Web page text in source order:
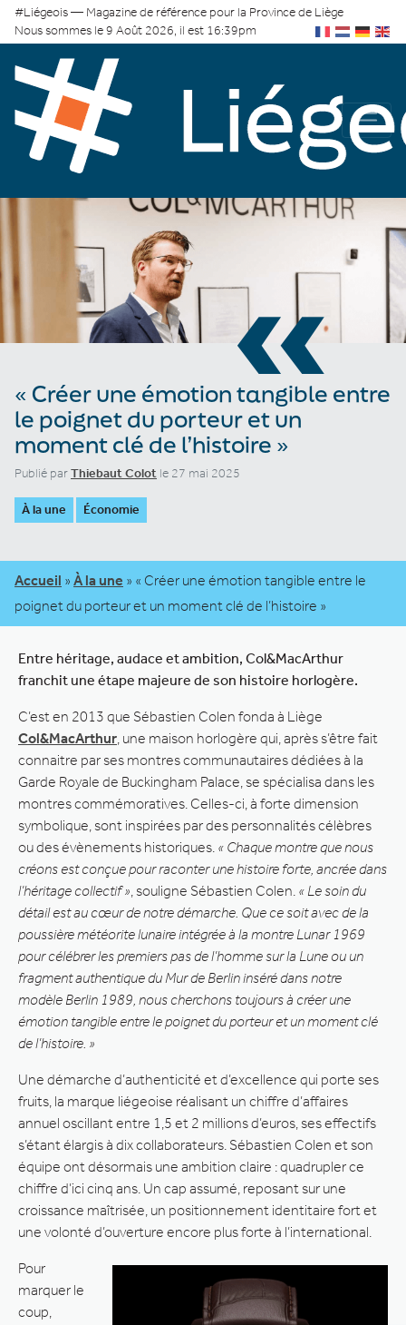
#Liégeois — Magazine de référence pour la Province de Liège
Nous sommes le 9 Août 2026, il est 16:39pm
«
« Créer une émotion tangible entre
le poignet du porteur et un
moment clé de l’histoire »
Publié parThiebaut Colot le 27 mai 2025
À la une Économie
Accueil » À la une » « Créer une émotion tangible entre le
poignet du porteur et un moment clé de l’histoire »
Entre héritage, audace et ambition, Col&MacArthur
franchit une étape majeure de son histoire horlogère.
C’est en 2013 que Sébastien Colen fonda à Liège
Col&MacArthur , une maison horlogère qui, après s’être fait
connaitre par ses montres communautaires dédiées à la
Garde Royale de Buckingham Palace, se spécialisa dans les
montres commémoratives. Celles-ci, à forte dimension
symbolique, sont inspirées par des personnalités célèbres
ou des évènements historiques. « Chaque montre que nous
créons est conçue pour raconter une histoire forte, ancrée dans
l’héritage collectif » , souligne Sébastien Colen. « Le soin du
détail est au cœur de notre démarche. Que ce soit avec de la
poussière météorite lunaire intégrée à la montre Lunar 1969
pour célébrer les premiers pas de l’homme sur la Lune ou un
fragment authentique du Mur de Berlin inséré dans notre
modèle Berlin 1989, nous cherchons toujours à créer une
émotion tangible entre le poignet du porteur et un moment clé
de l’histoire. »
Une démarche d’authenticité et d’excellence qui porte ses
fruits, la marque liégeoise réalisant un chiffre d’affaires
annuel oscillant entre 1,5 et 2 millions d’euros, ses effectifs
s’étant élargis à dix collaborateurs. Sébastien Colen et son
équipe ont désormais une ambition claire : quadrupler ce
chiffre d’ici cinq ans. Un cap assumé, reposant sur une
croissance maîtrisée, un positionnement identitaire fort et
une volonté d’ouverture encore plus forte à l’international.
Pour
marquer le
coup,